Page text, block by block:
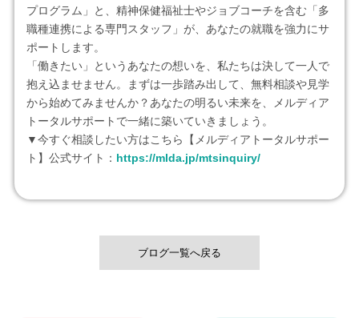
プログラム」と、精神保健福祉士やジョブコーチを含む「多
職種連携による専門スタッフ」が、あなたの就職を強力にサ
ポートします。
「働きたい」というあなたの想いを、私たちは決して一人で
抱え込ませません。まずは一歩踏み出して、無料相談や見学
から始めてみませんか？あなたの明るい未来を、メルディア
トータルサポートで一緒に築いていきましょう。
▼今すぐ相談したい方はこちら【メルディアトータルサポー
ト】公式サイト： https://mlda.jp/mtsinquiry/
ブログ一覧へ戻る